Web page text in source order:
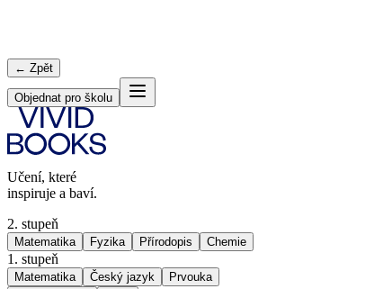
← Zpět
Objednat pro školu
Učení, které
inspiruje a baví.
2. stupeň
Matematika Fyzika Přírodopis Chemie
1. stupeň
Matematika Český jazyk Prvouka